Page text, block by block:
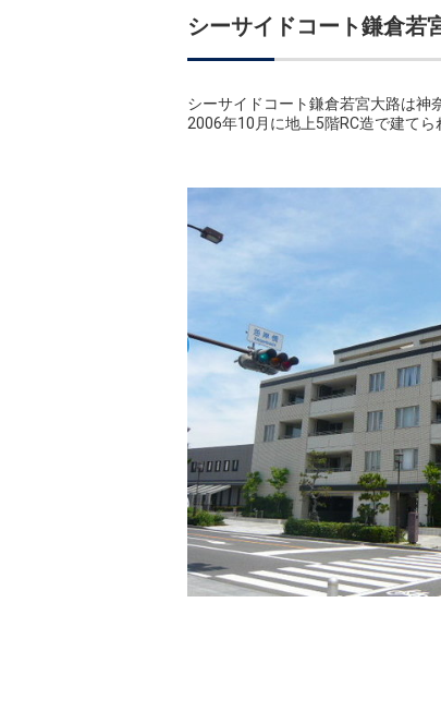
シーサイドコート鎌倉若
シーサイドコート鎌倉若宮大路は神
2006年10月に地上5階RC造で建てら